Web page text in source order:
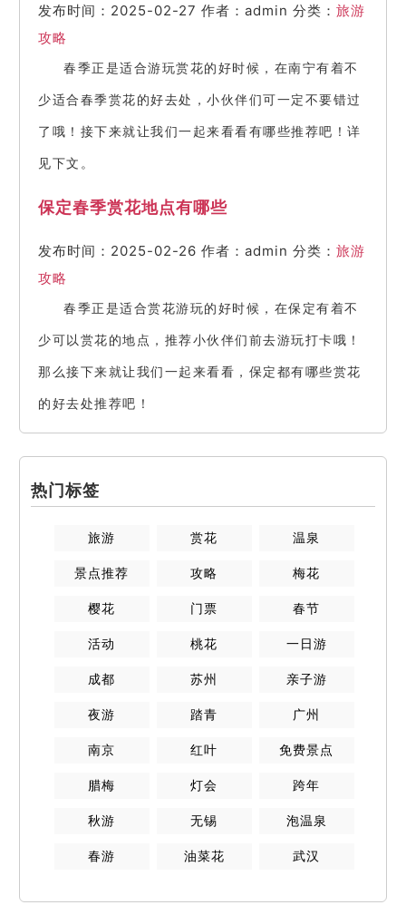
发布时间：2025-02-27 作者：admin 分类： 旅游
攻略
春季正是适合游玩赏花的好时候，在南宁有着不
少适合春季赏花的好去处，小伙伴们可一定不要错过
了哦！接下来就让我们一起来看看有哪些推荐吧！详
见下文。
保定春季赏花地点有哪些
发布时间：2025-02-26 作者：admin 分类： 旅游
攻略
春季正是适合赏花游玩的好时候，在保定有着不
少可以赏花的地点，推荐小伙伴们前去游玩打卡哦！
那么接下来就让我们一起来看看，保定都有哪些赏花
的好去处推荐吧！
热门标签
旅游 赏花 温泉
景点推荐 攻略 梅花
樱花 门票 春节
活动 桃花 一日游
成都 苏州 亲子游
夜游 踏青 广州
南京 红叶 免费景点
腊梅 灯会 跨年
秋游 无锡 泡温泉
春游 油菜花 武汉